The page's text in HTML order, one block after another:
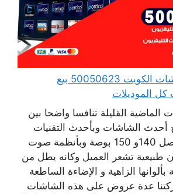
بيع تلفزيونات شاشات الكويت 50050623 بيع
الموديلات
الماضية القليلة تنافسا واضحا بين
أحدث الشاشات وبأحدث التقنيات
وبأحجام متنوعة تصل 140و 150 بوصة وبأنظمة صوت
طبيعية تشعر العميل وكانه يطل من
بألوانها الزاهية و الإضاءة الساطعة
عدة عروض على هذه الشاشات